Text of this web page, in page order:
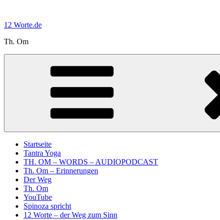
springen
12 Worte.de
Th. Om
Startseite
Tantra Yoga
TH. OM – WORDS – AUDIOPODCAST
Th. Om – Erinnerungen
Der Weg
Th. Om
YouTube
Spinoza spricht
12 Worte – der Weg zum Sinn